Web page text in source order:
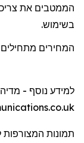
הממטבים את
בשימוש.
המחירים מתחילים
למידע נוסף - מדיה
תמונות המצורפות